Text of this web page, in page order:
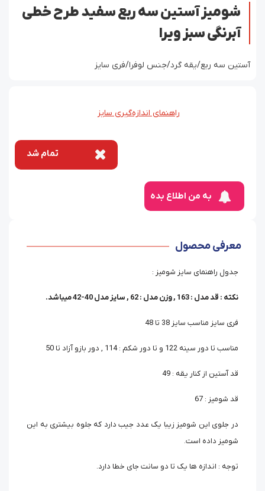
شومیز آستین سه ربع سفید طرح خطی
آبرنگی سبز ویرا
آستین سه ربع/یقه گرد/جنس لوفرا/فری سایز
راهنمای اندازه‌گیری سایز
تمام شد
به من اطلاع بده
معرفی محصول
جدول راهنمای سایز شومیز :
نکته : قد مدل : 163 , وزن مدل : 62 , سایز مدل 40-42 میباشد.
فری سایز مناسب سایز 38 تا 48
مناسب تا دور سینه 122 و تا دور شکم : 114 , دور بازو آزاد تا 50
قد آستین از کنار یقه : 49
قد شومیز : 67
در جلوی این شومیز زیبا یک عدد جیب دارد که جلوه بیشتری به این
شومیز داده است.
توجه : اندازه ها یک تا دو سانت جای خطا دارد.